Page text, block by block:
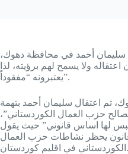
سليمان أحمد في محافظة دهوك،
ولا يسمح لهم برؤيته، لذا
يعتبرونه “مفقوداً”.
تم اعتقال سليمان أحمد بتهمة
حزب العمال الكوردستاني”،
لها اساس قانوني” حيث يقول
قانون يحظر نشاطات حزب العمال
الكوردستاني في اقليم كوردستان.